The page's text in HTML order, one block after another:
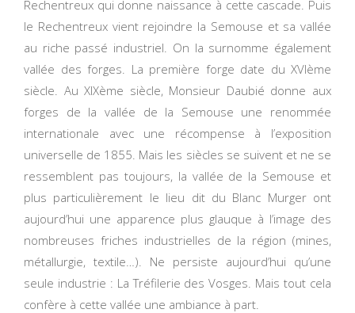
Rechentreux qui donne naissance à cette cascade. Puis
le Rechentreux vient rejoindre la Semouse et sa vallée
au riche passé industriel. On la surnomme également
vallée des forges. La première forge date du XVIème
siècle. Au XIXème siècle, Monsieur Daubié donne aux
forges de la vallée de la Semouse une renommée
internationale avec une récompense à l’exposition
universelle de 1855. Mais les siècles se suivent et ne se
ressemblent pas toujours, la vallée de la Semouse et
plus particulièrement le lieu dit du Blanc Murger ont
aujourd’hui une apparence plus glauque à l’image des
nombreuses friches industrielles de la région (mines,
métallurgie, textile…). Ne persiste aujourd’hui qu’une
seule industrie : La Tréfilerie des Vosges. Mais tout cela
confère à cette vallée une ambiance à part.